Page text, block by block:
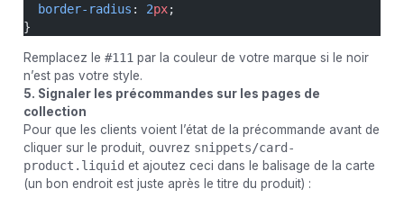
  border-radius
: 2px;
}
Remplacez le #111 par la couleur de votre marque si le noir
n’est pas votre style.
5. Signaler les précommandes sur les pages de
collection
Pour que les clients voient l’état de la précommande avant de
cliquer sur le produit, ouvrez snippets/card-
product.liquid et ajoutez ceci dans le balisage de la carte
(un bon endroit est juste après le titre du produit) :